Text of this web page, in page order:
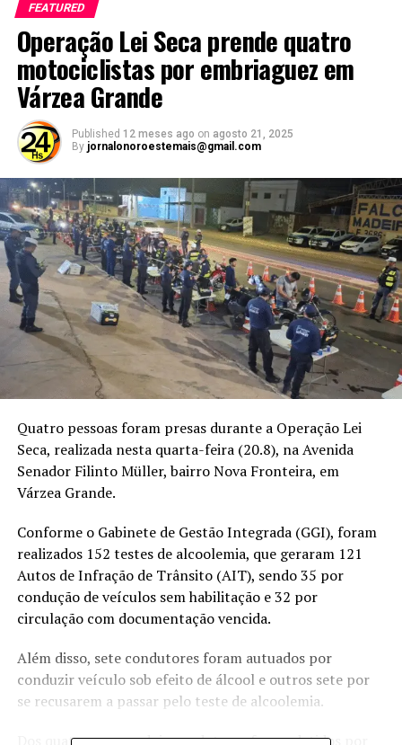
FEATURED
Operação Lei Seca prende quatro
motociclistas por embriaguez em
Várzea Grande
Published 12 meses ago on agosto 21, 2025
By jornalonoroestemais@gmail.com
Quatro pessoas foram presas durante a Operação Lei
Seca, realizada nesta quarta-feira (20.8), na Avenida
Senador Filinto Müller, bairro Nova Fronteira, em
Várzea Grande.
Conforme o Gabinete de Gestão Integrada (GGI), foram
realizados 152 testes de alcoolemia, que geraram 121
Autos de Infração de Trânsito (AIT), sendo 35 por
condução de veículos sem habilitação e 32 por
circulação com documentação vencida.
Além disso, sete condutores foram autuados por
conduzir veículo sob efeito de álcool e outros sete por
se recusarem a passar pelo teste de alcoolemia.
Dos quatro presos, dois condutores foram detidos por